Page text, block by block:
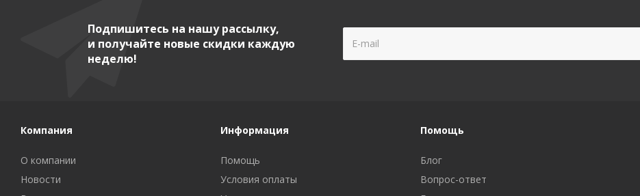
Подпишитесь на нашу рассылку,
и получайте новые скидки каждую
неделю!
Компания
О компании
Новости
Информация
Помощь
Условия оплаты
Помощь
Блог
Вопрос-ответ